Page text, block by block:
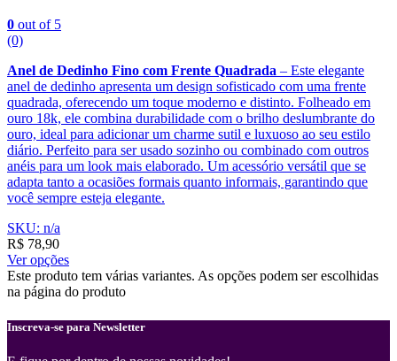
0 out of 5
(0)
Anel de Dedinho Fino com Frente Quadrada – Este elegante
anel de dedinho apresenta um design sofisticado com uma frente
quadrada, oferecendo um toque moderno e distinto. Folheado em
ouro 18k, ele combina durabilidade com o brilho deslumbrante do
ouro, ideal para adicionar um charme sutil e luxuoso ao seu estilo
diário. Perfeito para ser usado sozinho ou combinado com outros
anéis para um look mais elaborado. Um acessório versátil que se
adapta tanto a ocasiões formais quanto informais, garantindo que
você sempre esteja elegante.
SKU: n/a
R$ 78,90
Ver opções
Este produto tem várias variantes. As opções podem ser escolhidas
na página do produto
Inscreva-se para Newsletter